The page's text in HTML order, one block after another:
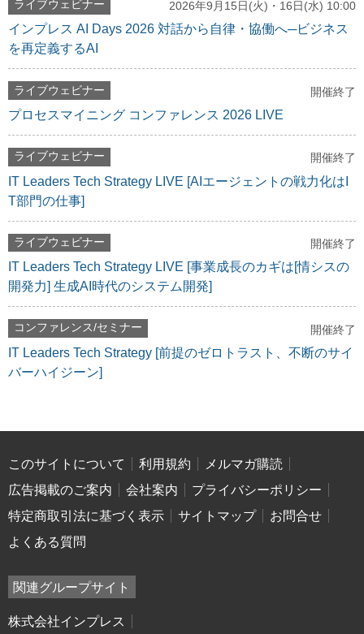
ライブウェビナー 2026年9月15日(火)・16日(水) 10:00
インプレス AI Days 2026 対話から自律・協働へ─ビジネス
を再定義するAI
ライブウェビナー 開催終了
プロセスマイニング コンファレンス 2026 LIVE
ライブウェビナー 開催終了
IT Leaders Tech Strategy LIVE [AIエージェントの戦力化はI
T部門の仕事]
ライブウェビナー 開催終了
IT Leaders Tech Strategy LIVE [事業成長のカギは[情シスの
開発力] 生成AI時代のシステム開発]
コンファレンス/セミナー 開催終了
IT Leaders Tech Strategy [前提のゼロトラスト、不断のサイ
バーハイジーン]
このサイトについて 利用規約
メルマガ購読
広告掲載のご案内
会社案内
プライバシーポリシー
特定商取引法に基づく表示
サイトマップ
お問合せ
よくある質問
関連グループサイト
株式会社インプレス